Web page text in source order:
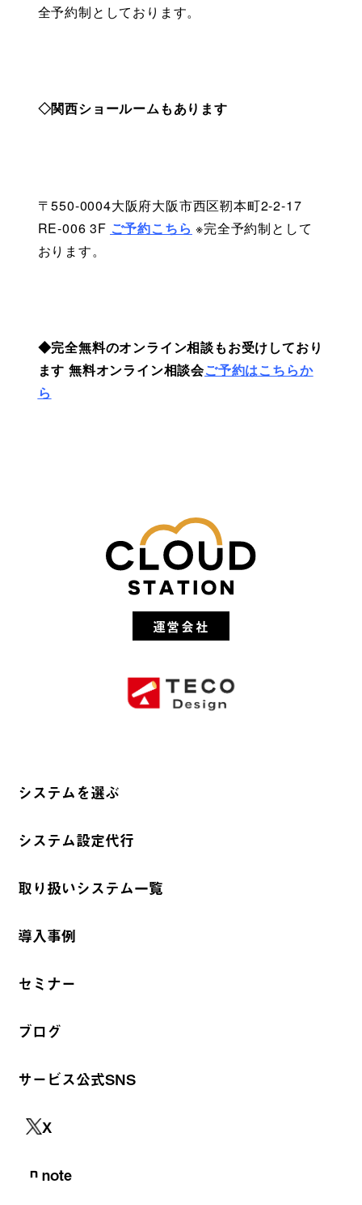
全予約制としております。
◇関西ショールームもあります
〒550-0004大阪府大阪市西区靭本町2-2-17
RE-006 3F ご予約こちら ※完全予約制として
おります。
◆完全無料のオンライン相談もお受けしており
ます 無料オンライン相談会ご予約はこちらか
ら
運営会社
システムを選ぶ
システム設定代行
取り扱いシステム一覧
導入事例
セミナー
ブログ
サービス公式SNS
X
note